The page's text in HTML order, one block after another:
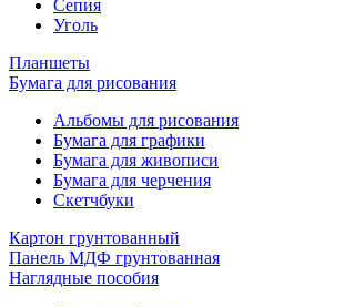
Сепия
Уголь
Планшеты
Бумага для рисования
Альбомы для рисования
Бумага для графики
Бумага для живописи
Бумага для черчения
Скетчбуки
Картон грунтованный
Панель МДФ грунтованная
Наглядные пособия